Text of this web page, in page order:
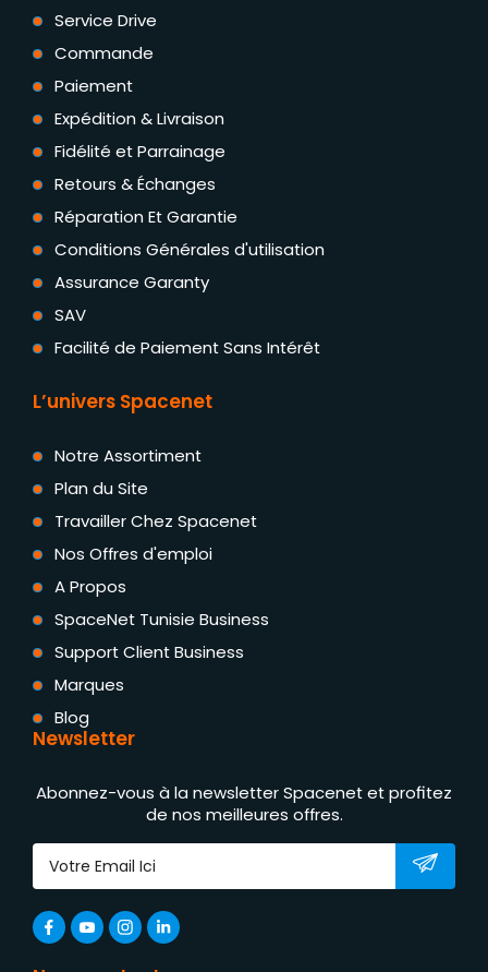
Service Drive
Commande
Paiement
Expédition & Livraison
Fidélité et Parrainage
Retours & Échanges
Réparation Et Garantie
Conditions Générales d'utilisation
Assurance Garanty
SAV
Facilité de Paiement Sans Intérêt
L’univers Spacenet
Notre Assortiment
Plan du Site
Travailler Chez Spacenet
Nos Offres d'emploi
A Propos
SpaceNet Tunisie Business
Support Client Business
Marques
Blog
Newsletter
Abonnez-vous à la newsletter Spacenet et profitez
de nos meilleures offres.